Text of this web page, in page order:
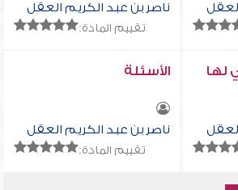
ناصر بن عبد الكريم العقل
تقييم المادة:
لها
الأسئلة
ناصر بن عبد الكريم العقل
تقييم المادة: